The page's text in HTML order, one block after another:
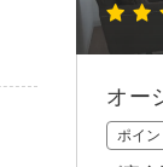
オー
ポイ